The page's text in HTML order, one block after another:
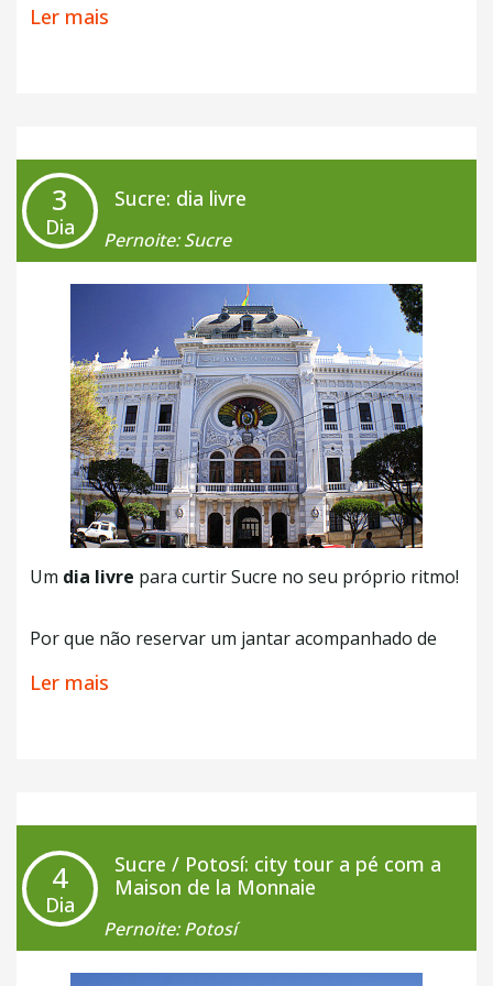
+ Café da Manhã
Ler mais
3
Dia
Sucre: dia livre
Pernoite: Sucre
Um dia livre para curtir Sucre no seu próprio ritmo!
Por que não reservar um jantar acompanhado de
danças folclóricas em uma
Ler mais
4
Dia
Sucre / Potosí: city tour a pé com a
Maison de la Monnaie
Pernoite: Potosí